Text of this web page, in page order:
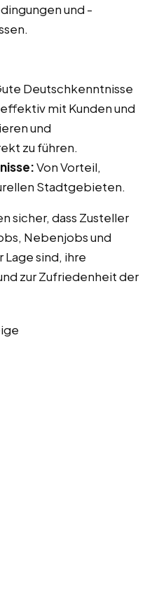
und -
Deutschkenntnisse
mit Kunden und
und
zu führen.
Von Vorteil,
Stadtgebieten.
sicher, dass Zusteller
Nebenjobs und
sind, ihre
zur Zufriedenheit der